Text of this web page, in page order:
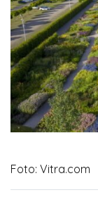
Foto: Vitra.com